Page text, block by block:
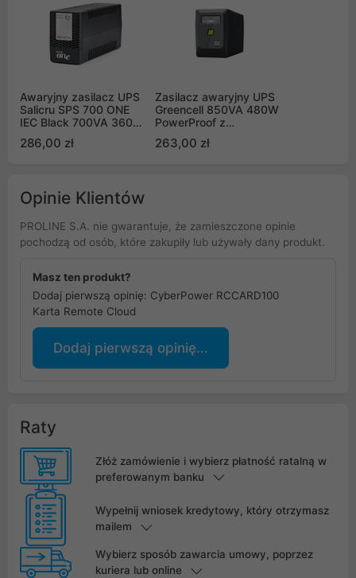
Awaryjny zasilacz UPS
Salicru SPS 700 ONE
IEC Black 700VA 360W
286,00 zł
Zasilacz awaryjny UPS
Greencell 850VA 480W
PowerProof z
263,00 zł
Opinie Klientów
PROLINE S.A. nie gwarantuje, że zamieszczone opinie
pochodzą od osób, które zakupiły lub używały dany produkt.
Masz ten produkt?
Dodaj pierwszą opinię: CyberPower RCCARD100
Karta Remote Cloud
Dodaj pierwszą opinię...
Raty
Złóż zamówienie i wybierz płatność ratalną w
preferowanym banku
Wypełnij wniosek kredytowy, który otrzymasz
mailem
Wybierz sposób zawarcia umowy, poprzez
kuriera lub online